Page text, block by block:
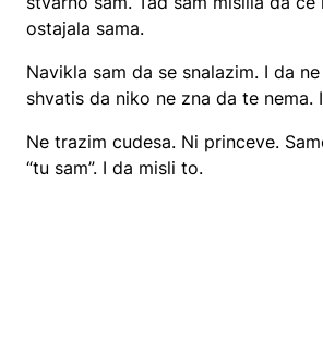
ostajala sama.
Navikla sam da se snalazim. I da
shvatis da niko ne zna da te
Ne trazim cudesa. Ni princeve.
“tu sam”. I da misli to.